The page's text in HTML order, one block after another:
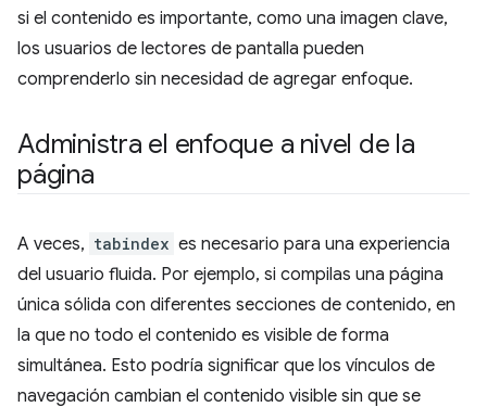
si el contenido es importante, como una imagen clave,
los usuarios de lectores de pantalla pueden
comprenderlo sin necesidad de agregar enfoque.
Administra el enfoque a nivel de la
página
A veces, tabindex es necesario para una experiencia
del usuario fluida. Por ejemplo, si compilas una página
única sólida con diferentes secciones de contenido, en
la que no todo el contenido es visible de forma
simultánea. Esto podría significar que los vínculos de
navegación cambian el contenido visible sin que se